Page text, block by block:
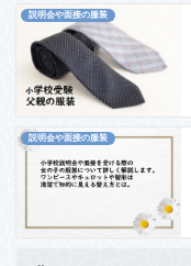
説明会や面接の服装
説明会や面接の服装